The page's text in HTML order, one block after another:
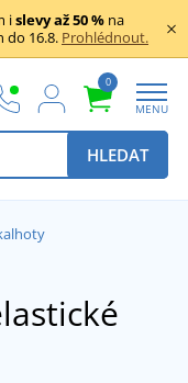
islevy až 50 % na
do 16.8. Prohlédnout.
0
MENU
HLEDAT